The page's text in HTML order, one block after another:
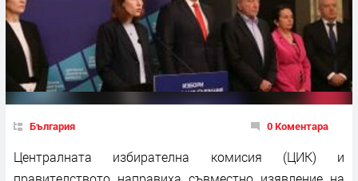
България 0 Коментара
Централната избирателна комисия (ЦИК) и